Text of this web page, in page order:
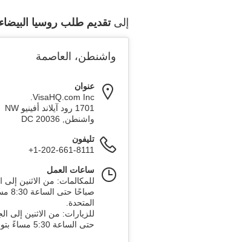
إلى تقديم طلب روسيا
واشنطن، العاصمة
عنوان
VisaHQ.com Inc.
1701 رود آيلاند أفينيو NW
واشنطن
DC 20036
تليفون
+1-202-661-8111
ساعات العمل
المتحدة.
حتى الساعة 5:30 مساءً بتوقيت شرق الولايات المتحدة.